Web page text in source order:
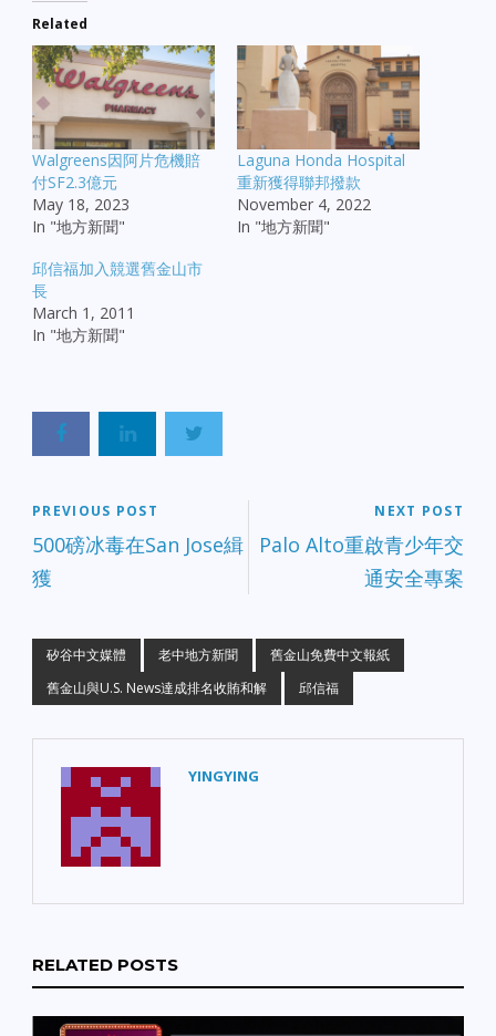
Related
Walgreens因阿片危機賠
付SF2.3億元
May 18, 2023
In "地方新聞"
Laguna Honda Hospital
重新獲得聯邦撥款
November 4, 2022
In "地方新聞"
邱信福加入競選舊金山市
長
March 1, 2011
In "地方新聞"
PREVIOUS POST
500磅冰毒在San Jose緝
獲
NEXT POST
Palo Alto重啟青少年交
通安全專案
矽谷中文媒體 老中地方新聞
舊金山免費中文報紙
舊金山與U.S. News達成排名收賄和解
邱信福
YINGYING
RELATED POSTS